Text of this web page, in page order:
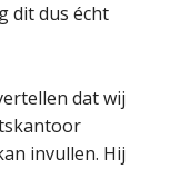
dit dus écht
dat wij
invullen. Hij